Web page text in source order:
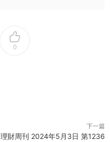
0
下一篇
理財周刊 2024年5月3日 第1236